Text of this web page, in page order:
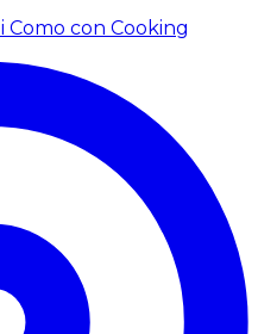
con Cooking